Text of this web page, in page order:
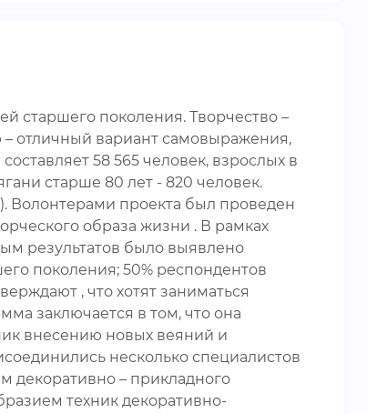
старшего поколения. Творчество –
отличный вариант самовыражения,
58 565 человек, взрослых в
старше 80 лет - 820 человек.
Волонтерами проекта был проведен
образа жизни . В рамках
результатов было выявлено
поколения; 50% респондентов
, что хотят заниматься
заключается в том, что она
внесению новых веяний и
несколько специалистов
декоративно – прикладного
техник декоративно-